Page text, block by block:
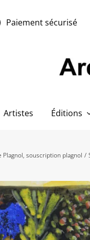
Paiement sécurisé
Artistes Éditions
Plagnol souscription plagnol